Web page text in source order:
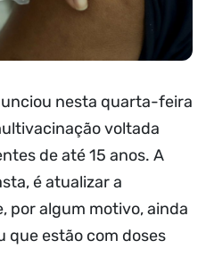
nesta quarta-feira
voltada
de até 15 anos. A
é atualizar a
por algum motivo, ainda
que estão com doses